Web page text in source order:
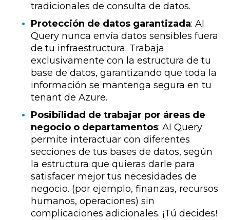
tradicionales de consulta de datos.
Protección de datos garantizada: AI
Query nunca envía datos sensibles fuera
de tu infraestructura. Trabaja
exclusivamente con la estructura de tu
base de datos, garantizando que toda la
información se mantenga segura en tu
tenant de Azure.
Posibilidad de trabajar por áreas de
negocio o departamentos: AI Query
permite interactuar con diferentes
secciones de tus bases de datos, según
la estructura que quieras darle para
satisfacer mejor tus necesidades de
negocio. (por ejemplo, finanzas, recursos
humanos, operaciones) sin
complicaciones adicionales. ¡Tú decides!